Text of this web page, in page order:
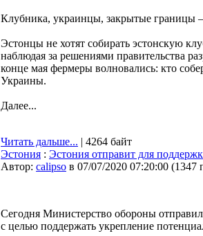
Клубника, украинцы, закрытые границы
Эстонцы не хотят собирать эстонскую
наблюдая за решениями правительства
конце мая фермеры волновались: кто
Украины.
Далее...
Читать дальше... | 4264 байт
Эстония : Эстония отправит для
Автор: calipso в 07/07/2020 07:20:00 (1347
Сегодня Министерство обороны
с целью поддержать укрепление